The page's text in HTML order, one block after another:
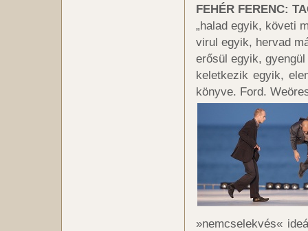
FEHÉR FERENC:
„halad egyik, követi
virul egyik, hervad
erősül egyik,
keletkezik egyik,
könyve. Ford.
»nemcselekvés«